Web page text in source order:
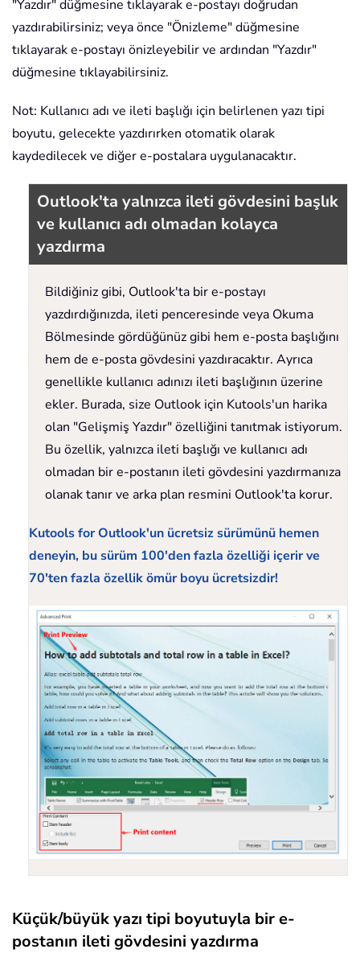
"Yazdır" düğmesine tıklayarak e-postayı doğrudan
yazdırabilirsiniz; veya önce "Önizleme" düğmesine
tıklayarak e-postayı önizleyebilir ve ardından "Yazdır"
düğmesine tıklayabilirsiniz.
Not: Kullanıcı adı ve ileti başlığı için belirlenen yazı tipi
boyutu, gelecekte yazdırırken otomatik olarak
kaydedilecek ve diğer e-postalara uygulanacaktır.
Outlook'ta yalnızca ileti gövdesini başlık
ve kullanıcı adı olmadan kolayca
yazdırma
Bildiğiniz gibi, Outlook'ta bir e-postayı
yazdırdığınızda, ileti penceresinde veya Okuma
Bölmesinde gördüğünüz gibi hem e-posta başlığını
hem de e-posta gövdesini yazdıracaktır. Ayrıca
genellikle kullanıcı adınızı ileti başlığının üzerine
ekler. Burada, size Outlook için Kutools'un harika
olan "Gelişmiş Yazdır" özelliğini tanıtmak istiyorum.
Bu özellik, yalnızca ileti başlığı ve kullanıcı adı
olmadan bir e-postanın ileti gövdesini yazdırmanıza
olanak tanır ve arka plan resmini Outlook'ta korur.
Kutools for Outlook'un ücretsiz sürümünü hemen
deneyin, bu sürüm 100'den fazla özelliği içerir ve
70'ten fazla özellik ömür boyu ücretsizdir!
Küçük/büyük yazı tipi boyutuyla bir e-
postanın ileti gövdesini yazdırma